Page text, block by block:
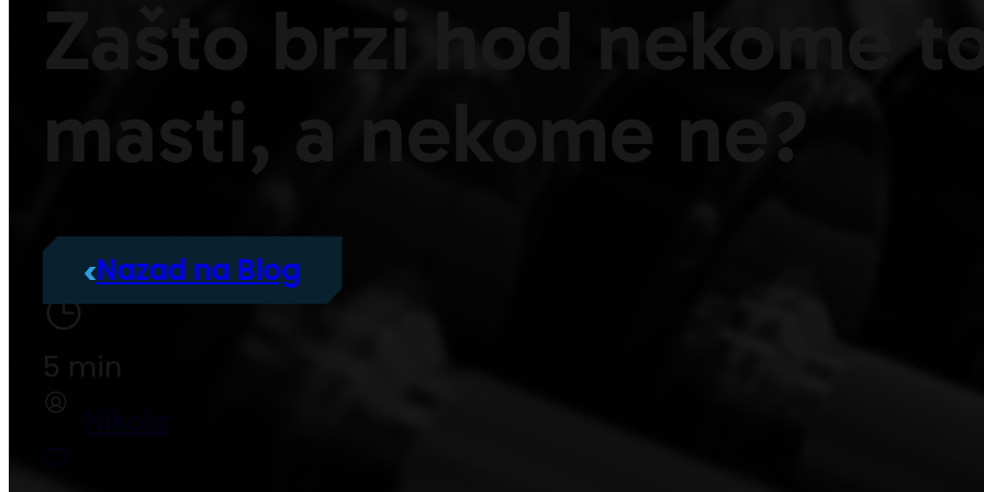
Zašto brzi hod nekome
masti, a nekome ne?
Nazad na Blog
5 min
Nikola